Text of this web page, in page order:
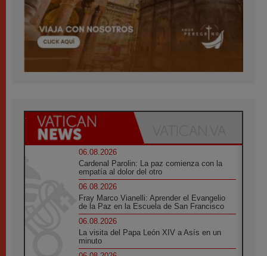
06.08.2026
Cardenal Parolin: La paz comienza con la
empatía al dolor del otro
06.08.2026
Fray Marco Vianelli: Aprender el Evangelio
de la Paz en la Escuela de San Francisco
06.08.2026
La visita del Papa León XIV a Asís en un
minuto